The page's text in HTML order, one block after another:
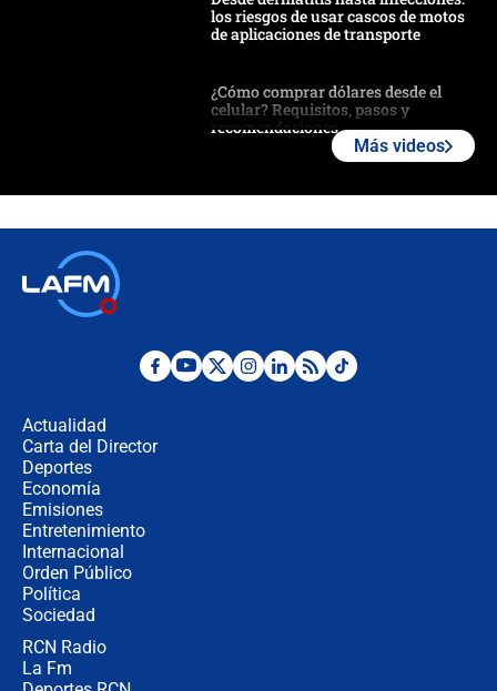
los riesgos de usar cascos de motos
de aplicaciones de transporte
¿Cómo comprar dólares desde el
celular? Requisitos, pasos y
recomendaciones
Álvaro Uribe asistirá a la posesión y
Más videos
Actualidad
Carta del Director
Deportes
Economía
Emisiones
Entretenimiento
Internacional
Orden Público
Política
Sociedad
RCN Radio
La Fm